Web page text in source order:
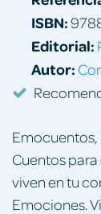
Emocuentos,
Cuentos
viven en tu
Emociones.
ISBN:
Editorial:
Autor: